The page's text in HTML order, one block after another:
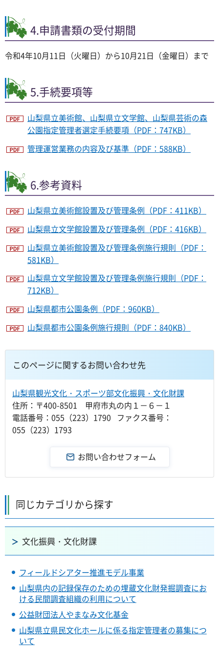
4.申請書類の受付期間
令和4年10月11日（火曜日）から10月21日（金曜日）まで
5.手続要項等
山梨県立美術館、山梨県立文学館、山梨県芸術の森
公園指定管理者選定手続要項（PDF：747KB）
管理運営業務の内容及び基準（PDF：588KB）
6.参考資料
山梨県立美術館設置及び管理条例（PDF：411KB）
山梨県立文学館設置及び管理条例（PDF：416KB）
山梨県立美術館設置及び管理条例施行規則（PDF：
581KB）
山梨県立文学館設置及び管理条例施行規則（PDF：
712KB）
山梨県都市公園条例（PDF：960KB）
山梨県都市公園条例施行規則（PDF：840KB）
このページに関するお問い合わせ先
山梨県観光文化・スポーツ部文化振興・文化財課
住所：〒400-8501 甲府市丸の内１－６－１
電話番号：055（223）1790 ファクス番号：
055（223）1793
同じカテゴリから探す
文化振興・文化財課
フィールドシアター推進モデル事業
山梨県内の記録保存のための埋蔵文化財発掘調査にお
ける民間調査組織の利用について
公益財団法人やまなみ文化基金
山梨県立県民文化ホールに係る指定管理者の募集につ
いて